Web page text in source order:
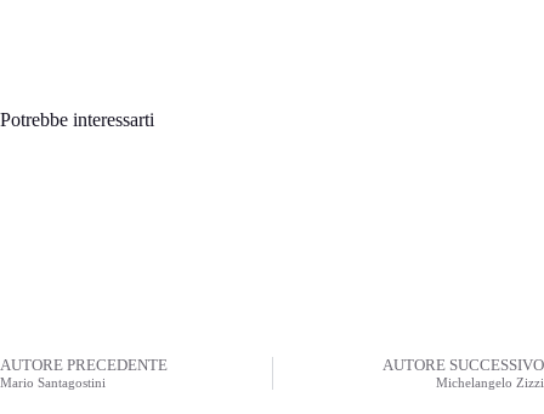
Potrebbe interessarti
AUTORE PRECEDENTE
Mario Santagostini
AUTORE SUCCESSIVO
Michelangelo Zizzi